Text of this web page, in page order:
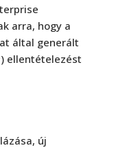
arra, hogy a
által generált
ellentételezést
új